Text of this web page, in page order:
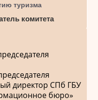
туризма
комитета
директор СПб ГБУ
бюро»